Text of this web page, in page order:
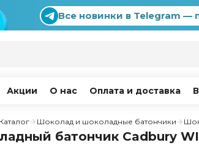
Все новинки в Telegram —
Акции О нас Оплата и доставка
Каталог Шоколад и шоколадные батончики
батончик Cadbury